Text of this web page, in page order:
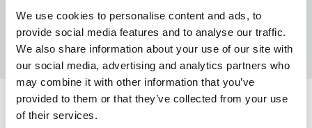
We use cookies to personalise content and ads, to
provide social media features and to analyse our traffic.
We also share information about your use of our site with
our social media, advertising and analytics partners who
may combine it with other information that you’ve
provided to them or that they’ve collected from your use
of their services.